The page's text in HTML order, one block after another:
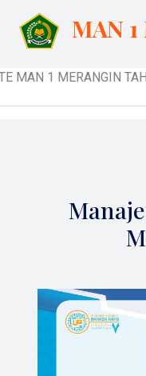
MAN
TAHUN